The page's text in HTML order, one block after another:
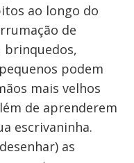
ao longo do
de
brinquedos,
podem
mais velhos
de aprenderem
escrivaninha.
as